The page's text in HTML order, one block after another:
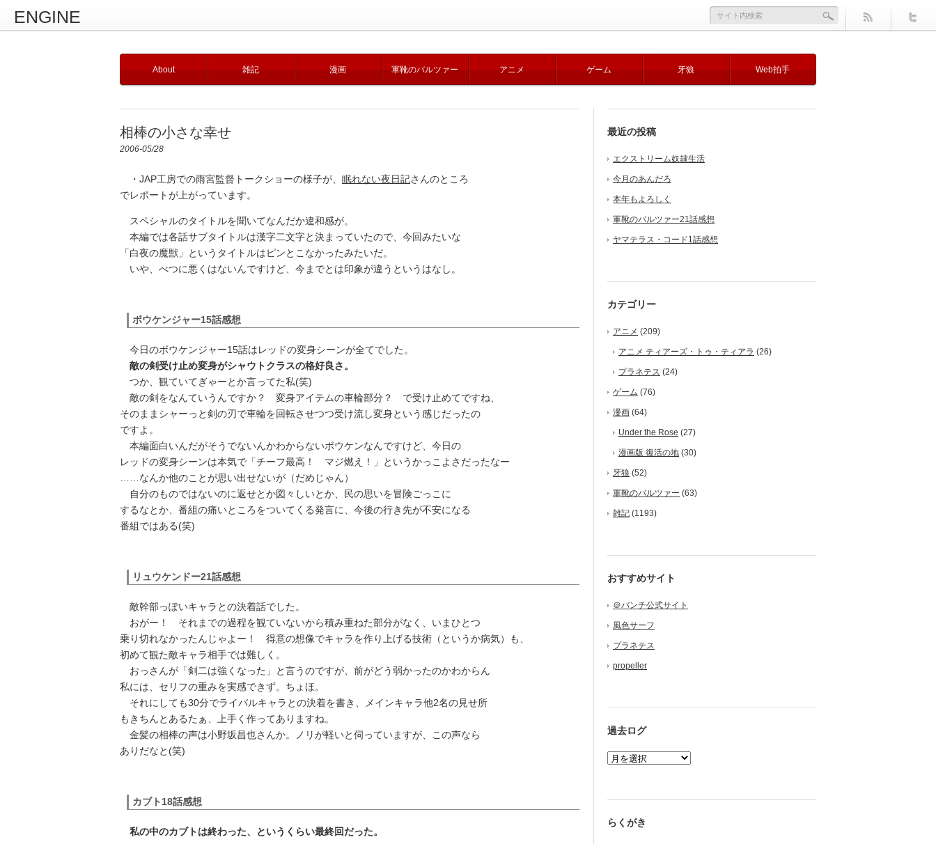
ENGINE
About 雑記 漫画 軍靴のバルツァー アニメ ゲーム 牙狼 Web拍手
相棒の小さな幸せ
2006-05/28
・JAP工房での雨宮監督トークショーの様子が、 眠れない夜日記さんのところ
でレポートが上がっています。
スペシャルのタイトルを聞いてなんだか違和感が。
本編では各話サブタイトルは漢字二文字と決まっていたので、今回みたいな
「白夜の魔獣」というタイトルはピンとこなかったみたいだ。
いや、べつに悪くはないんですけど、今までとは印象が違うというはなし。
ボウケンジャー15話感想
今日のボウケンジャー15話はレッドの変身シーンが全てでした。
敵の剣受け止め変身がシャウトクラスの格好良さ。
つか、観ていてぎゃーとか言ってた私(笑)
敵の剣をなんていうんですか？ 変身アイテムの車輪部分？ で受け止めてですね、
そのままシャーっと剣の刃で車輪を回転させつつ受け流し変身という感じだったの
ですよ。
本編面白いんだがそうでないんかわからないボウケンなんですけど、今日の
レッドの変身シーンは本気で「チーフ最高！ マジ燃え！」というかっこよさだったなー
……なんか他のことが思い出せないが（だめじゃん）
自分のものではないのに返せとか図々しいとか、民の思いを冒険ごっこに
するなとか、番組の痛いところをついてくる発言に、今後の行き先が不安になる
番組ではある(笑)
リュウケンドー21話感想
敵幹部っぽいキャラとの決着話でした。
おがー！ それまでの過程を観ていないから積み重ねた部分がなく、いまひとつ
乗り切れなかったんじゃよー！ 得意の想像でキャラを作り上げる技術（というか病気）も、
初めて観た敵キャラ相手では難しく。
おっさんが「剣二は強くなった」と言うのですが、前がどう弱かったのかわからん
私には、セリフの重みを実感できず。ちょほ。
それにしても30分でライバルキャラとの決着を書き、メインキャラ他2名の見せ所
もきちんとあるたぁ、上手く作ってありますね。
金髪の相棒の声は小野坂昌也さんか。ノリが軽いと伺っていますが、この声なら
ありだなと(笑)
カブト18話感想
私の中のカブトは終わった、というくらい最終回だった。
最近の投稿
エクストリーム奴隷生活
今月のあんだろ
本年もよろしく
軍靴のバルツァー21話感想
ヤマテラス・コード1話感想
カテゴリー
アニメ (209)
アニメ ティアーズ・トゥ・ティアラ (26)
プラネテス (24)
ゲーム (76)
漫画 (64)
Under the Rose (27)
漫画版 復活の地 (30)
牙狼 (52)
軍靴のバルツァー (63)
雑記 (1193)
おすすめサイト
＠バンチ公式サイト
風色サーフ
プラネテス
propeller
過去ログ
らくがき